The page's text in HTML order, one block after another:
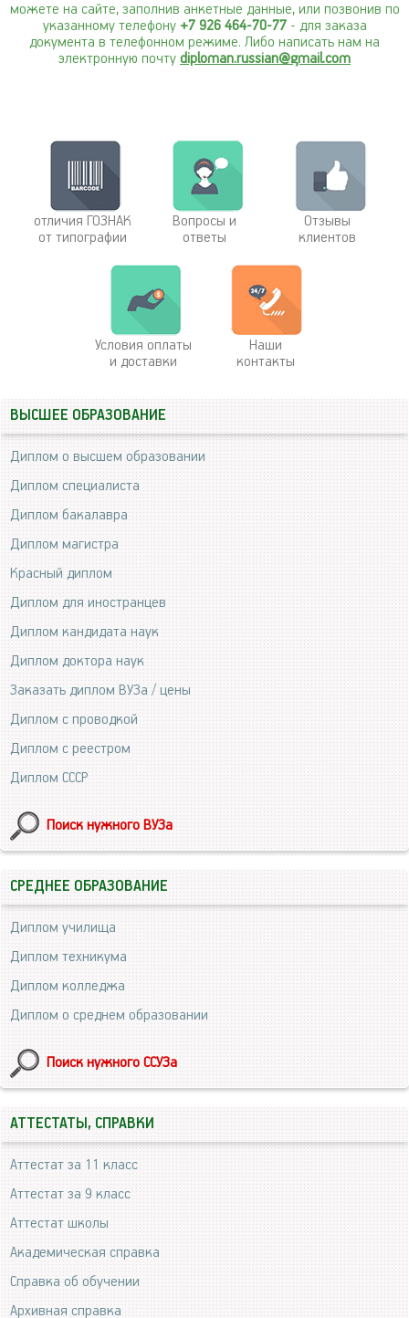
можете на сайте, заполнив анкетные данные, или позвонив по
указанному телефону +7 926 464-70-77- для заказа
документа в телефонном режиме. Либо написать нам на
электронную почту diploman.russian@gmail.com
отличия ГОЗНАК
от типографии
Вопросы и
ответы
Отзывы
клиентов
Условия оплаты
и доставки
Наши
контакты
ВЫСШЕЕ ОБРАЗОВАНИЕ
Диплом о высшем образовании
Диплом специалиста
Диплом бакалавра
Диплом магистра
Красный диплом
Диплом для иностранцев
Диплом кандидата наук
Диплом доктора наук
Заказать диплом ВУЗа / цены
Диплом с проводкой
Диплом с реестром
Диплом СССР
Поиск нужного ВУЗа
СРЕДНЕЕ ОБРАЗОВАНИЕ
Диплом училища
Диплом техникума
Диплом колледжа
Диплом о среднем образовании
Поиск нужного ССУЗа
АТТЕСТАТЫ, СПРАВКИ
Аттестат за 11 класс
Аттестат за 9 класс
Аттестат школы
Академическая справка
Справка об обучении
Архивная справка